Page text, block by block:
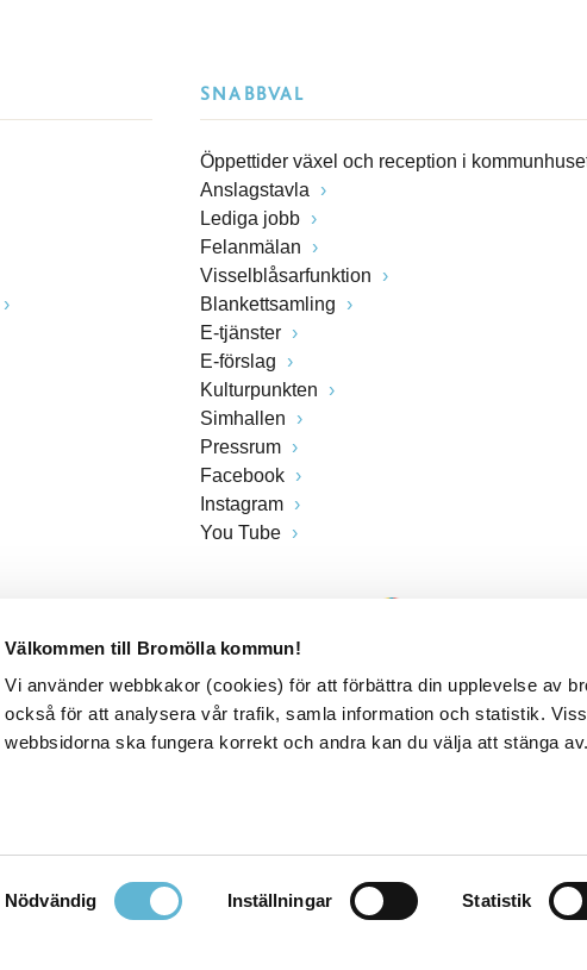
Välkommen till Bromölla kommun!
Vi använder webbkakor (cookies) för att förbättra din upplevelse av
också för att analysera vår trafik, samla information och statistik.
webbsidorna ska fungera korrekt och andra kan du välja att stänga
Samtyckesval
Nödvändig Inställningar Statistik
SNABBVAL
Öppettider växel och reception i
Anslagstavla
Lediga jobb
Felanmälan
Visselblåsarfunktion
Blankettsamling
E-tjänster
E-förslag
Kulturpunkten
Simhallen
Pressrum
Facebook
Instagram
You Tube